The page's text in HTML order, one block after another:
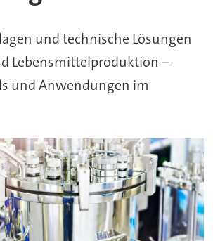
und technische Lösungen
Lebensmittelproduktion –
und Anwendungen im